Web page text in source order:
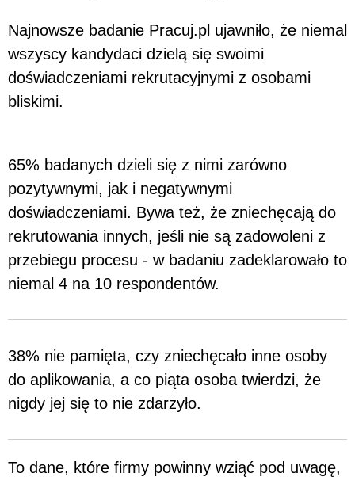
Najnowsze badanie Pracuj.pl ujawniło, że niemal
wszyscy kandydaci dzielą się swoimi
doświadczeniami rekrutacyjnymi z osobami
bliskimi.
65% badanych dzieli się z nimi zarówno
pozytywnymi, jak i negatywnymi
doświadczeniami. Bywa też, że zniechęcają do
rekrutowania innych, jeśli nie są zadowoleni z
przebiegu procesu - w badaniu zadeklarowało to
niemal 4 na 10 respondentów.
38% nie pamięta, czy zniechęcało inne osoby
do aplikowania, a co piąta osoba twierdzi, że
nigdy jej się to nie zdarzyło.
To dane, które firmy powinny wziąć pod uwagę,